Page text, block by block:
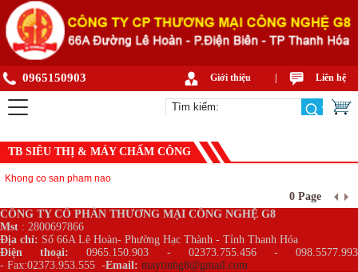
0965150903 Giới thiệu Liên hệ
TB SIÊU THỊ & MÁY CHẤM CÔNG
Khong co san pham nao
0 Page
CÔNG TY CỔ PHẦN THƯƠNG MẠI CÔNG NGHỆ G8
Mst : 2800697866
Địa chỉ: Số 66A Lê Hoàn- Phường Hạc Thành - Tỉnh Thanh Hóa
Điện thoại: 0965.150.903 - 02373.755.456 - 098.5577.993
- Fax:02373.953.555 -Email: maytinhg8@gmail.com